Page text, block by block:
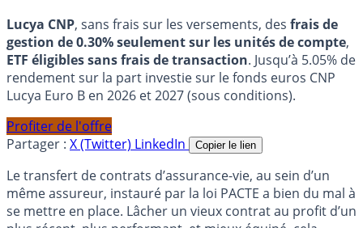
Lucya CNP, sans frais sur les versements, des frais de
gestion de 0.30% seulement sur les unités de compte,
ETF éligibles sans frais de transaction. Jusqu’à 5.05% de
rendement sur la part investie sur le fonds euros CNP
Lucya Euro B en 2026 et 2027 (sous conditions).
Profiter de l'offre
Partager : X (Twitter) LinkedIn Copier le lien
Le transfert de contrats d’assurance-vie, au sein d’un
même assureur, instauré par la loi PACTE a bien du mal à
se mettre en place. Lâcher un vieux contrat au profit d’un